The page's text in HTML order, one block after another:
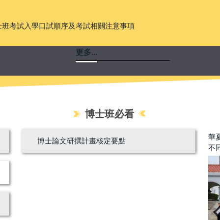
考試入學口試順序及考試相關注意事項
更多...
博士班必看
博士論文研撰計畫核定要點
華夏導報-社科學院趙建民院長率團親赴大陸參加 匯聚
【